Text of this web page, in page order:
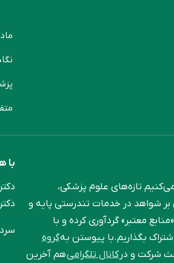
تازه‌های علوم پزشکی،
شواهد در خدمات تندرستی پایه و
معتبر» گردآوری کرده و با
بگذاریم.با پیوستن بهگروه
شرکت و درکانال تلگرامیهم آخرین
با